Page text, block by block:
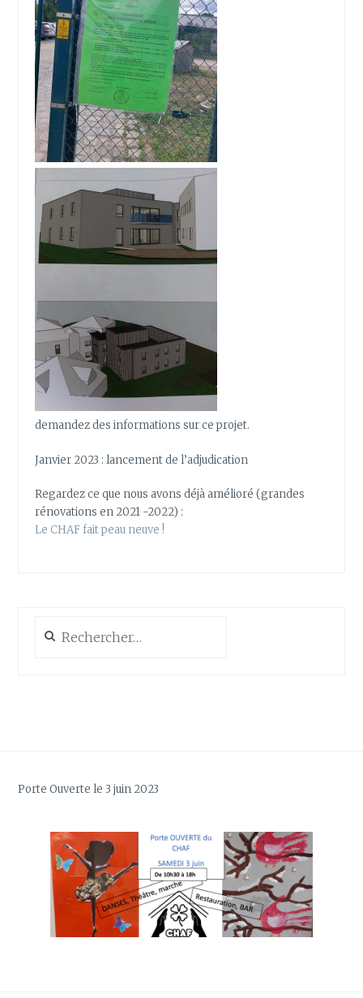
demandez des informations sur ce projet.
Janvier 2023 : lancement de l’adjudication
Regardez ce que nous avons déjà amélioré (grandes
rénovations en 2021 -2022) :
Le CHAF fait peau neuve !
Porte Ouverte le 3 juin 2023